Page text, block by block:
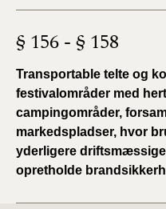
§ 156 - § 158
Transportable telte og
festivalområder med
campingområder,
markedspladser, hvor
yderligere
opretholde